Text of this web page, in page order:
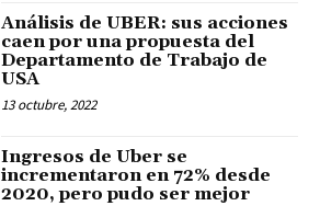
Análisis de UBER: sus acciones
caen por una propuesta del
Departamento de Trabajo de
USA
13 octubre, 2022
Ingresos de Uber se
incrementaron en 72% desde
2020, pero pudo ser mejor